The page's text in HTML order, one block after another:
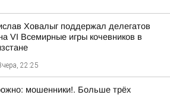
Ховалыг поддержал делегатов
VI Всемирные игры кочевников в
22:25
мошенники!. Больше трёх